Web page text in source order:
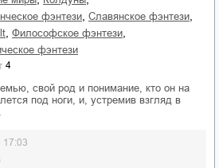
фэнтези славянское фэнтези
философское фэнтези
фэнтези
4
свой род и понимание, кто он на
под ноги, и, устремив взгляд в
17:03